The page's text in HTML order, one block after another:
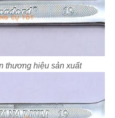
thương hiệu sản xuất